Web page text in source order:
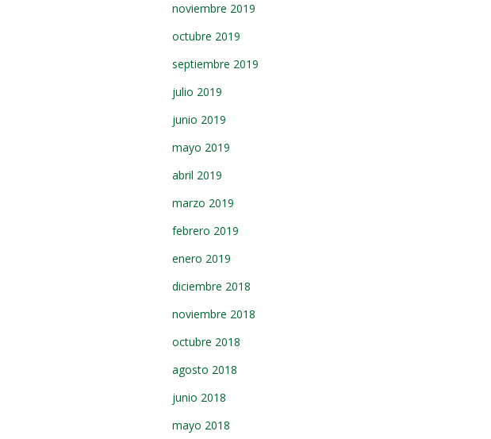
noviembre 2019
octubre 2019
septiembre 2019
julio 2019
junio 2019
mayo 2019
abril 2019
marzo 2019
febrero 2019
enero 2019
diciembre 2018
noviembre 2018
octubre 2018
agosto 2018
junio 2018
mayo 2018